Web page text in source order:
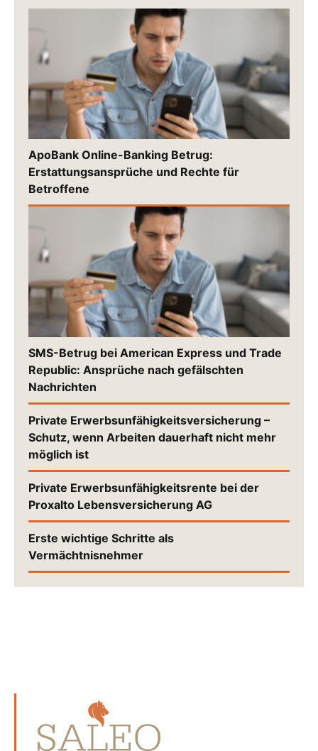
ApoBank Online-Banking Betrug:
Erstattungsansprüche und Rechte für
Betroffene
SMS-Betrug bei American Express und Trade
Republic: Ansprüche nach gefälschten
Nachrichten
Private Erwerbsunfähigkeitsversicherung –
Schutz, wenn Arbeiten dauerhaft nicht mehr
möglich ist
Private Erwerbsunfähigkeitsrente bei der
Proxalto Lebensversicherung AG
Erste wichtige Schritte als
Vermächtnisnehmer